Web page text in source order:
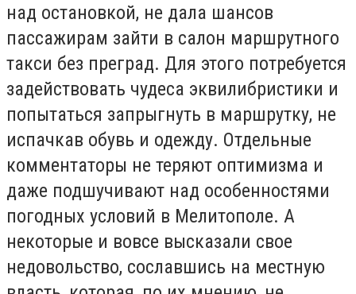
над остановкой, не дала шансов
пассажирам зайти в салон маршрутного
такси без преград. Для этого потребуется
задействовать чудеса эквилибристики и
попытаться запрыгнуть в маршрутку, не
испачкав обувь и одежду. Отдельные
комментаторы не теряют оптимизма и
даже подшучивают над особенностями
погодных условий в Мелитополе. А
некоторые и вовсе высказали свое
недовольство, сославшись на местную